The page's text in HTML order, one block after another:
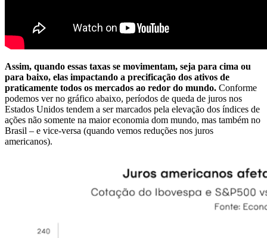
Assim, quando essas taxas se movimentam, seja para cima ou
para baixo, elas impactando a precificação dos ativos de
praticamente todos os mercados ao redor do mundo. Conforme
podemos ver no gráfico abaixo, períodos de queda de juros nos
Estados Unidos tendem a ser marcados pela elevação dos índices de
ações não somente na maior economia dom mundo, mas também no
Brasil – e vice-versa (quando vemos reduções nos juros
americanos).